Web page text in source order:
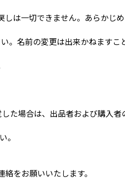
は一切できません。あらかじめ
。名前の変更は出来かねますこ
た場合は、出品者および購入者
。
をお願いいたします。